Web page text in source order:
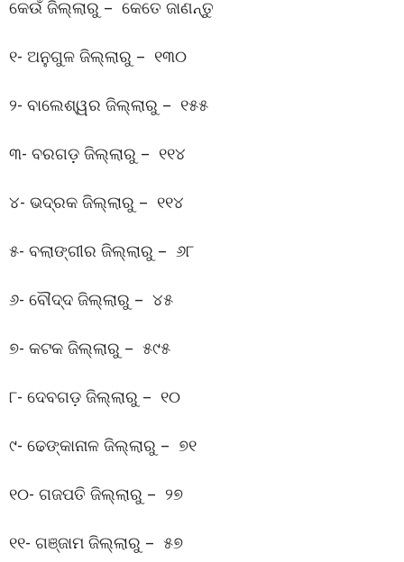
କେଉଁ ଜିଲ୍ଲାରୁ – କେତେ ଜାଣନ୍ତୁ
୧- ଅନୁଗୁଳ ଜିଲ୍ଲାରୁ – ୧୩୦
୨- ବାଲେଶ୍ୱର ଜିଲ୍ଲାରୁ – ୧୫୫
୩- ବରଗଡ଼ ଜିଲ୍ଲାରୁ – ୧୧୪
୪- ଭଦ୍ରକ ଜିଲ୍ଲାରୁ – ୧୧୪
୫- ବଲାଙ୍ଗୀର ଜିଲ୍ଲାରୁ – ୬୮
୬- ବୌଦ୍ଦ ଜିଲ୍ଲାରୁ – ୪୫
୭- କଟକ ଜିଲ୍ଲାରୁ – ୫୯୫
୮- ଦେବଗଡ଼ ଜିଲ୍ଲାରୁ – ୧୦
୯- ଢେଙ୍କାନାଳ ଜିଲ୍ଲାରୁ – ୭୧
୧୦- ଗଜପତି ଜିଲ୍ଲାରୁ – ୨୭
୧୧- ଗଞ୍ଜାମ ଜିଲ୍ଲାରୁ – ୫୭